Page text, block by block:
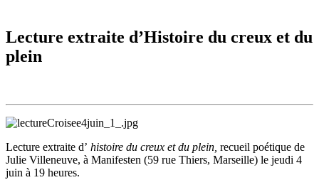
Lecture extraite d’Histoire du creux et du
plein
Lecture extraite d’ histoire du creux et du plein, recueil poétique de
Julie Villeneuve, à Manifesten (59 rue Thiers, Marseille) le jeudi 4
juin à 19 heures.